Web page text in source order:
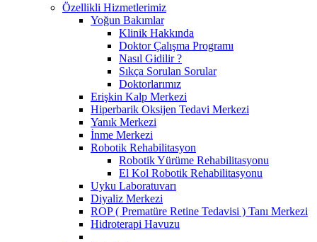
Özellikli Hizmetlerimiz
Yoğun Bakımlar
Klinik Hakkında
Doktor Çalışma Programı
Nasıl Gidilir ?
Sıkça Sorulan Sorular
Doktorlarımız
Erişkin Kalp Merkezi
Hiperbarik Oksijen Tedavi Merkezi
Yanık Merkezi
İnme Merkezi
Robotik Rehabilitasyon
Robotik Yürüme Rehabilitasyonu
El Kol Robotik Rehabilitasyonu
Uyku Laboratuvarı
Diyaliz Merkezi
ROP ( Prematüre Retine Tedavisi ) Tanı Merkezi
Hidroterapi Havuzu